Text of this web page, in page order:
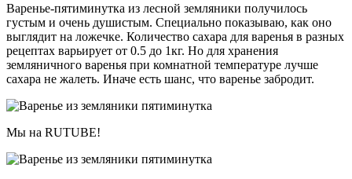
Варенье-пятиминутка из лесной земляники получилось
густым и очень душистым. Специально показываю, как оно
выглядит на ложечке. Количество сахара для варенья в разных
рецептах варьирует от 0.5 до 1кг. Но для хранения
земляничного варенья при комнатной температуре лучше
сахара не жалеть. Иначе есть шанс, что варенье забродит.
Мы на RUTUBE!